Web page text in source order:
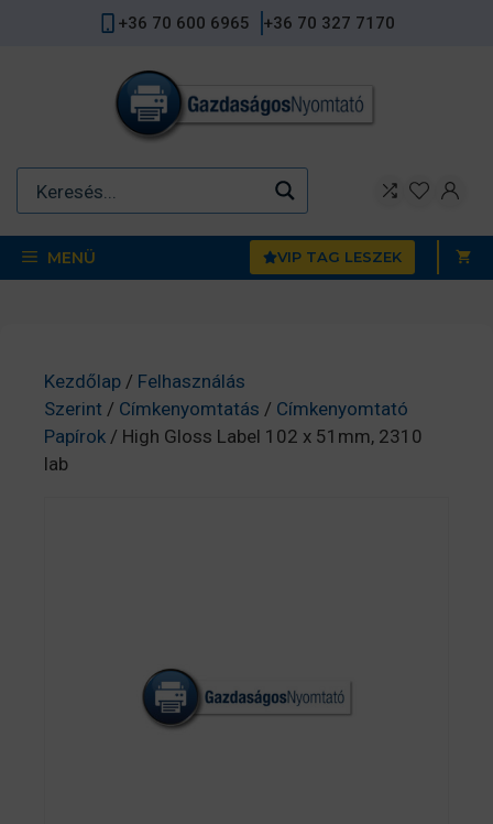
+36 70 600 6965 +36 70 327 7170
MENÜ VIP TAG LESZEK
Kezdőlap / Felhasználás
Szerint / Címkenyomtatás / Címkenyomtató
Papírok / High Gloss Label 102 x 51mm, 2310
lab